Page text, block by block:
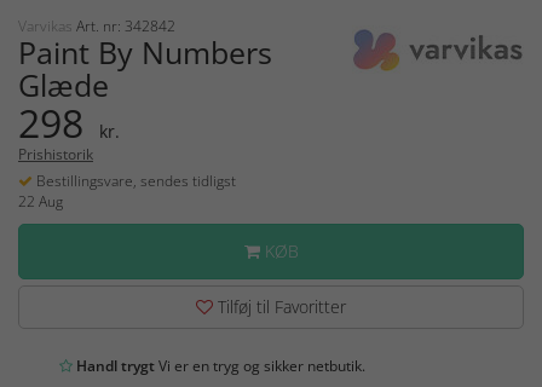
Varvikas Art. nr: 342842
Paint By Numbers
Glæde
298 kr.
Prishistorik
Bestillingsvare, sendes tidligst
22 Aug
KØB
Tilføj til Favoritter
Handl trygtVi er en tryg og sikker netbutik.